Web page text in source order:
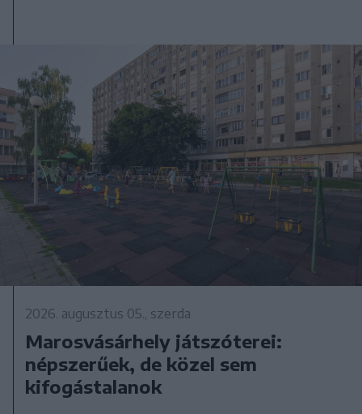
2026. augusztus 05., szerda
Marosvásárhely játszóterei:
népszerűek, de közel sem
kifogástalanok